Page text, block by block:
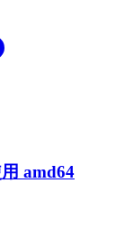
amd64